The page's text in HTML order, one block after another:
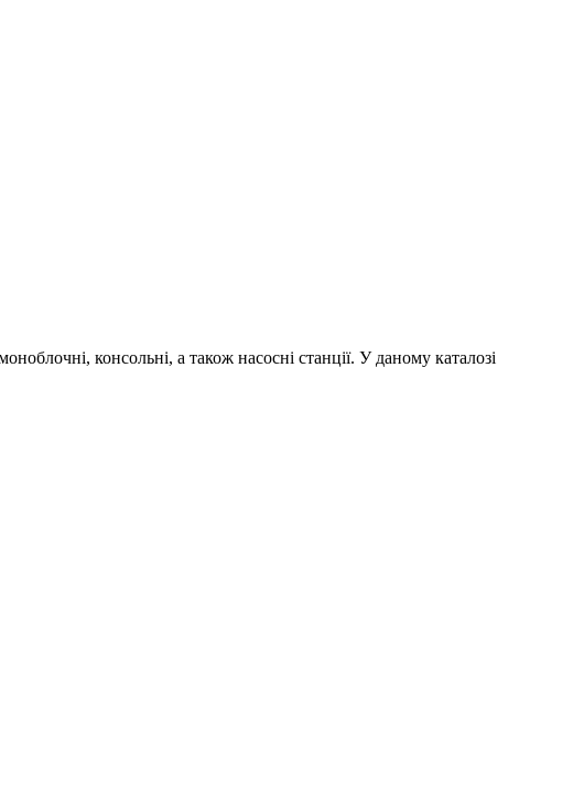
консольні, а також насосні станції. У даному каталозі